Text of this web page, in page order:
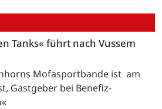
Tanks« führt nach Vussem
Mofasportbande ist am
Gastgeber bei Benefiz-